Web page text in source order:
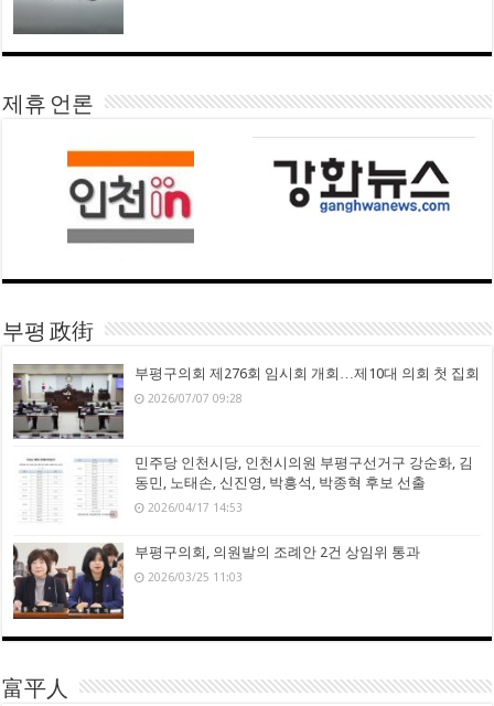
제휴 언론
부평 政街
부평구의회 제276회 임시회 개회…제10대 의회 첫 집회
2026/07/07 09:28
민주당 인천시당, 인천시의원 부평구선거구 강순화, 김
동민, 노태손, 신진영, 박흥석, 박종혁 후보 선출
2026/04/17 14:53
부평구의회, 의원발의 조례안 2건 상임위 통과
2026/03/25 11:03
富平人